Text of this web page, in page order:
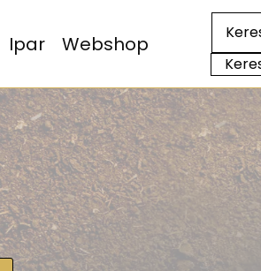
Ipar Webshop